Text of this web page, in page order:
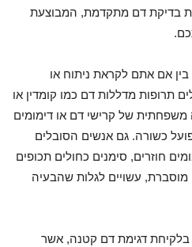
בדיקת דם מתקדמת, המבוצעת
אם אתם לקראת ניתוח או
תרופות מדללות דם כמו קומדין או
משפחתית של קרישי דם או דימומים
כשורה. גם אנשים הסובלים
חוזרים, סימנים כחולים תכופים
מוסברת, עשויים לגלות שהבעיה
דגימת דם קטנה, אשר